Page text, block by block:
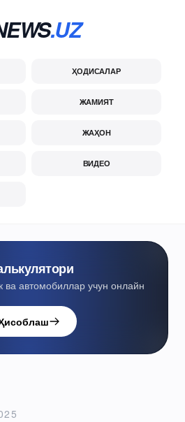
.UZ
ҲОДИСАЛАР
ЖАМИЯТ
ЖАҲОН
ВИДЕО
ва автомобиллар учун онлайн